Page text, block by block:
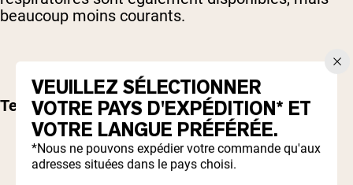
beaucoup moins courants.
Test de cétone sanguine
VEUILLEZ SÉLECTIONNER
VOTRE PAYS D'EXPÉDITION* ET
VOTRE LANGUE PRÉFÉRÉE.
*Nous ne pouvons expédier votre commande qu'aux
adresses situées dans le pays choisi.